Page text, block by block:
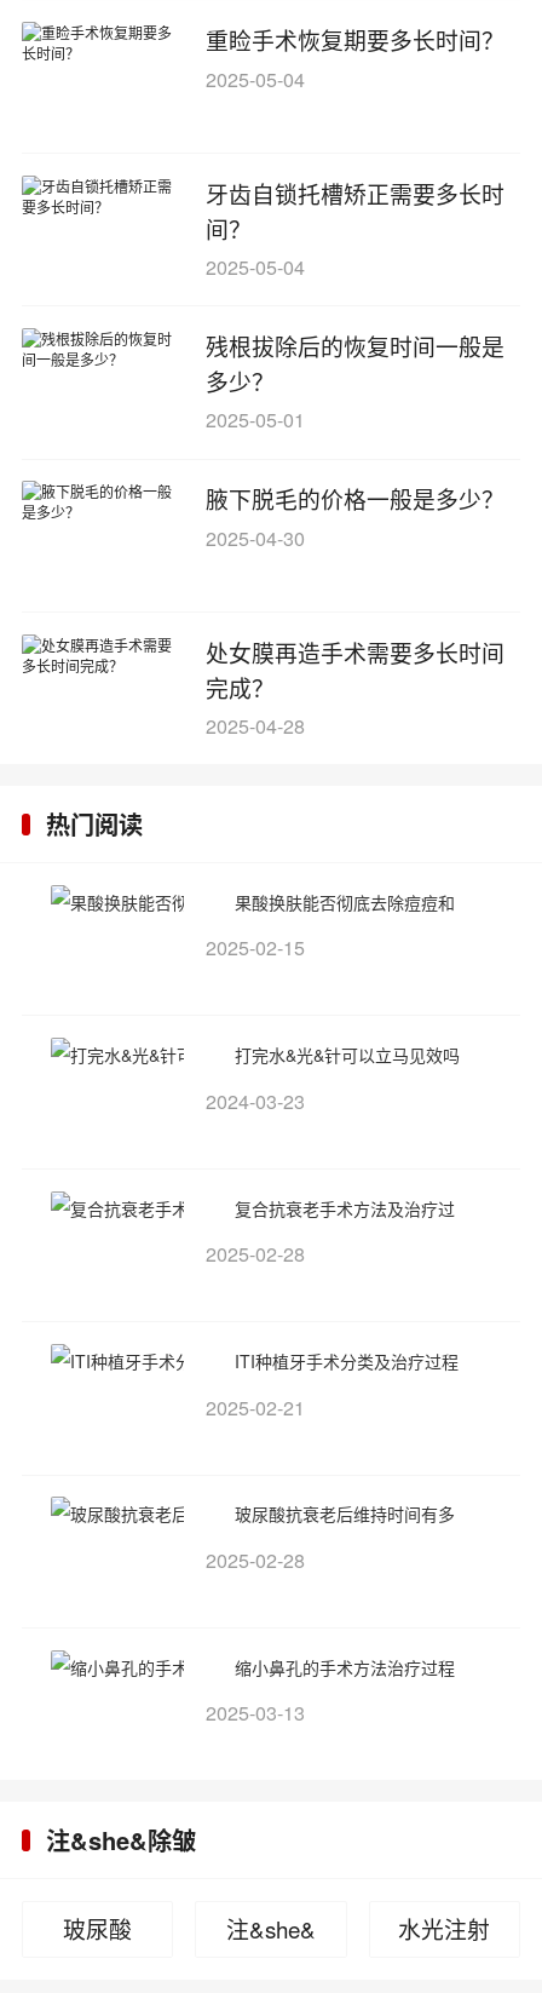
重睑手术恢复期要多长时间？
2025-05-04
牙齿自锁托槽矫正需要多长时
间？
2025-05-04
残根拔除后的恢复时间一般是
多少？
2025-05-01
腋下脱毛的价格一般是多少？
2025-04-30
处女膜再造手术需要多长时间
完成？
2025-04-28
热门阅读
果酸换肤能否彻底去除痘痘和
2025-02-15
打完水&光&针可以立马见效吗
2024-03-23
复合抗衰老手术方法及治疗过
2025-02-28
ITI种植牙手术分类及治疗过程
2025-02-21
玻尿酸抗衰老后维持时间有多
2025-02-28
缩小鼻孔的手术方法治疗过程
2025-03-13
注&she&除皱
玻尿酸
注&she&
水光注射